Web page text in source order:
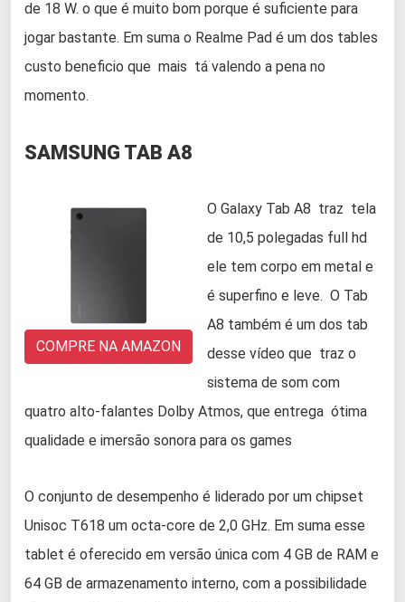
de 18 W. o que é muito bom porque é suficiente para
jogar bastante. Em suma o Realme Pad é um dos tables
custo beneficio que mais tá valendo a pena no
momento.
SAMSUNG TAB A8
COMPRE NA AMAZON
O Galaxy Tab A8 traz tela
de 10,5 polegadas full hd
ele tem corpo em metal e
é superfino e leve. O Tab
A8 também é um dos tab
desse vídeo que traz o
sistema de som com
quatro alto-falantes Dolby Atmos, que entrega ótima
qualidade e imersão sonora para os games
O conjunto de desempenho é liderado por um chipset
Unisoc T618 um octa-core de 2,0 GHz. Em suma esse
tablet é oferecido em versão única com 4 GB de RAM e
64 GB de armazenamento interno, com a possibilidade